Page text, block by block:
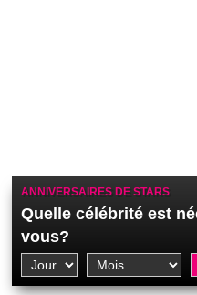
ANNIVERSAIRES DE STARS
Quelle célébrité est
vous?